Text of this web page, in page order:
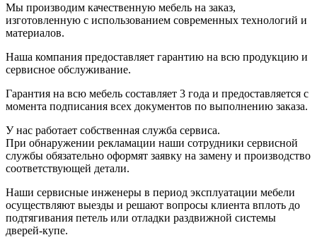
Мы производим качественную мебель на заказ,
изготовленную с использованием современных технологий и
материалов.
Наша компания предоставляет гарантию на всю продукцию и
сервисное обслуживание.
Гарантия на всю мебель составляет 3 года и предоставляется с
момента подписания всех документов по выполнению заказа.
У нас работает собственная служба сервиса.
При обнаружении рекламации наши сотрудники сервисной
службы обязательно оформят заявку на замену и производство
соответствующей детали.
Наши сервисные инженеры в период эксплуатации мебели
осуществляют выезды и решают вопросы клиента вплоть до
подтягивания петель или отладки раздвижной системы
дверей-купе.